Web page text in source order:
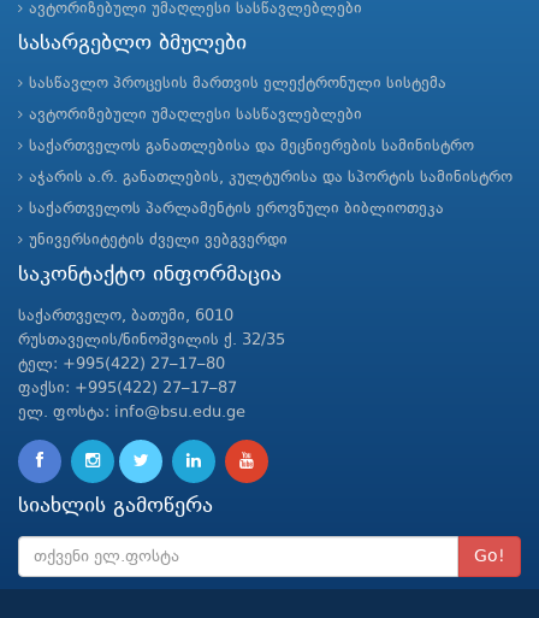
ავტორიზებული უმაღლესი სასწავლებლები
სასარგებლო ბმულები
სასწავლო პროცესის მართვის ელექტრონული სისტემა
ავტორიზებული უმაღლესი სასწავლებლები
საქართველოს განათლებისა და მეცნიერების სამინისტრო
აჭარის ა.რ. განათლების, კულტურისა და სპორტის სამინისტრო
საქართველოს პარლამენტის ეროვნული ბიბლიოთეკა
უნივერსიტეტის ძველი ვებგვერდი
საკონტაქტო ინფორმაცია
საქართველო, ბათუმი, 6010
რუსთაველის/ნინოშვილის ქ. 32/35
ტელ: +995(422) 27–17–80
ფაქსი: +995(422) 27–17–87
ელ. ფოსტა: info@bsu.edu.ge
სიახლის გამოწერა
Go!